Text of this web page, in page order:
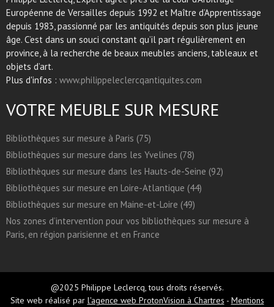
Européenne de Versailles depuis 1992 et Maître d’Apprentissage
depuis 1983, passionné par les antiquités depuis son plus jeune
âge. C’est dans un souci constant qu’il part régulièrement en
province, à la recherche de beaux meubles anciens, tableaux et
objets d’art.
Plus d'infos : www.philippeleclercqantiquites.com
VOTRE MEUBLE SUR MESURE
Bibliothèques sur mesure à Paris (75)
Bibliothèques sur mesure dans les Yvelines (78)
Bibliothèques sur mesure dans les Hauts-de-Seine (92)
Bibliothèques sur mesure en Loire-Atlantique (44)
Bibliothèques sur mesure en Maine-et-Loire (49)
Nos zones d’intervention pour vos bibliothèques sur mesure à
Paris, en région parisienne et en France
@2025 Philippe Leclercq, tous droits réservés.
Site web réalisé par l'agence web ProtonVision à Chartres - Mentions